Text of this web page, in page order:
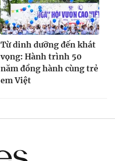
Từ dinh dưỡng đến khát
vọng: Hành trình 50
năm đồng hành cùng trẻ
em Việt